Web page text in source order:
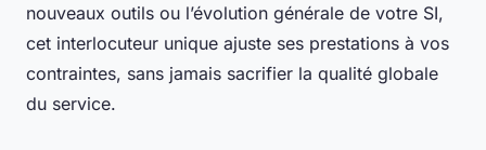
nouveaux outils ou l’évolution générale de votre SI,
cet interlocuteur unique ajuste ses prestations à vos
contraintes, sans jamais sacrifier la qualité globale
du service.